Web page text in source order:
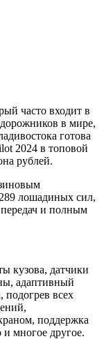
часто входит в
в мире,
готова
2024 в топовой
рублей.
лошадиных сил,
передач и полным
кузова, датчики
адаптивный
подогрев всех
поддержка
многое другое.